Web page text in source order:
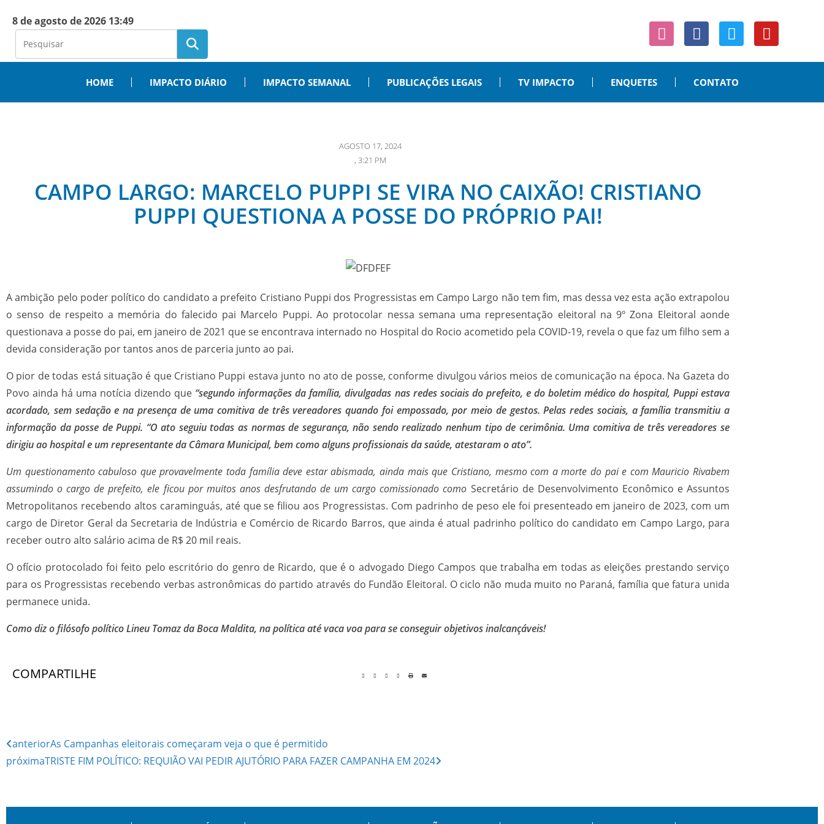
8 de agosto de 2026 13:49
HOME IMPACTO DIÁRIO IMPACTO SEMANAL PUBLICAÇÕES LEGAIS TV IMPACTO ENQUETES CONTATO
AGOSTO 17, 2024
, 3:21 PM
CAMPO LARGO: MARCELO PUPPI SE VIRA NO CAIXÃO! CRISTIANO
PUPPI QUESTIONA A POSSE DO PRÓPRIO PAI!
A ambição pelo poder político do candidato a prefeito Cristiano Puppi dos Progressistas em Campo Largo não tem fim, mas dessa vez esta ação extrapolou
o senso de respeito a memória do falecido pai Marcelo Puppi. Ao protocolar nessa semana uma representação eleitoral na 9º Zona Eleitoral aonde
questionava a posse do pai, em janeiro de 2021 que se encontrava internado no Hospital do Rocio acometido pela COVID-19, revela o que faz um filho sem a
devida consideração por tantos anos de parceria junto ao pai.
O pior de todas está situação é que Cristiano Puppi estava junto no ato de posse, conforme divulgou vários meios de comunicação na época. Na Gazeta do
Povo ainda há uma notícia dizendo que “segundo informações da família, divulgadas nas redes sociais do prefeito, e do boletim médico do hospital, Puppi estava
acordado, sem sedação e na presença de uma comitiva de três vereadores quando foi empossado, por meio de gestos. Pelas redes sociais, a família transmitiu a
informação da posse de Puppi. “O ato seguiu todas as normas de segurança, não sendo realizado nenhum tipo de cerimônia. Uma comitiva de três vereadores se
dirigiu ao hospital e um representante da Câmara Municipal, bem como alguns profissionais da saúde, atestaram o ato”.
Um questionamento cabuloso que provavelmente toda família deve estar abismada, ainda mais que Cristiano, mesmo com a morte do pai e com Mauricio Rivabem
assumindo o cargo de prefeito, ele ficou por muitos anos desfrutando de um cargo comissionado como Secretário de Desenvolvimento Econômico e Assuntos
Metropolitanos recebendo altos caraminguás, até que se filiou aos Progressistas. Com padrinho de peso ele foi presenteado em janeiro de 2023, com um
cargo de Diretor Geral da Secretaria de Indústria e Comércio de Ricardo Barros, que ainda é atual padrinho político do candidato em Campo Largo, para
receber outro alto salário acima de R$ 20 mil reais.
O ofício protocolado foi feito pelo escritório do genro de Ricardo, que é o advogado Diego Campos que trabalha em todas as eleições prestando serviço
para os Progressistas recebendo verbas astronômicas do partido através do Fundão Eleitoral. O ciclo não muda muito no Paraná, família que fatura unida
permanece unida.
Como diz o filósofo político Lineu Tomaz da Boca Maldita, na política até vaca voa para se conseguir objetivos inalcançáveis!
COMPARTILHE
anteriorAs Campanhas eleitorais começaram veja o que é permitido
próximaTRISTE FIM POLÍTICO: REQUIÃO VAI PEDIR AJUTÓRIO PARA FAZER CAMPANHA EM 2024